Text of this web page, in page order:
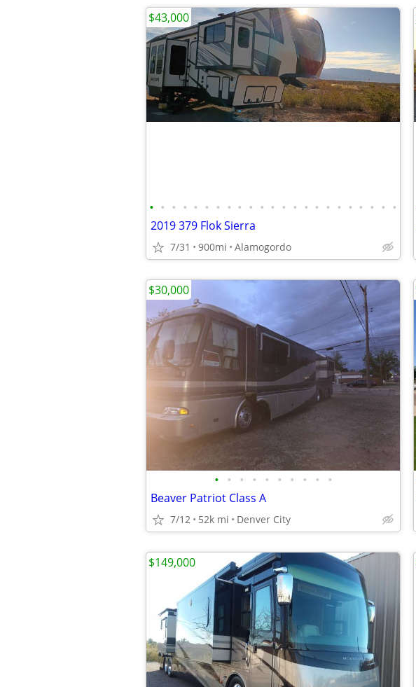
• • • • • • • • • • • • • • • • • • • • • • •
2019 379 Flok Sierra
7/31 900mi Alamogordo
$43,000
• • • • • • • • • •
Beaver Patriot Class A
7/12 52k mi Denver City
$30,000
$149,000